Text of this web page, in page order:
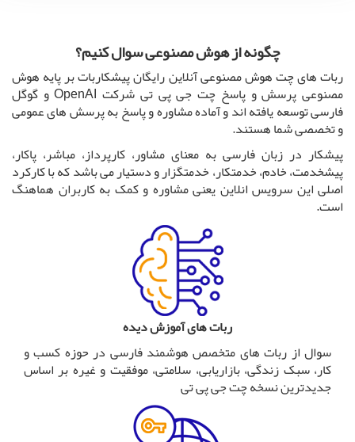
چگونه از هوش مصنوعی سوال کنیم؟
ربات های چت هوش مصنوعی آنلاین رایگان پیشکاربات بر پایه هوش
مصنوعی پرسش و پاسخ چت جی پی تی شرکت OpenAI و گوگل
فارسی توسعه یافته اند و آماده مشاوره و پاسخ به پرسش های عمومی
و تخصصی شما هستند.
پیشکار در زبان فارسی به معنای مشاور، کارپرداز، مباشر، پاکار،
پیشخدمت، خادم، خدمتکار، خدمتگزار و دستیار می باشد که با کارکرد
اصلی این سرویس انلاین یعنی مشاوره و کمک به کاربران هماهنگ
است.
ربات های آموزش دیده
سوال از ربات های متخصص هوشمند فارسی در حوزه کسب و
کار، سبک زندگی، بازاریابی، سلامتی، موفقیت و غیره بر اساس
جدیدترین نسخه چت جی پی تی